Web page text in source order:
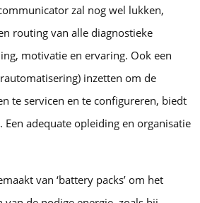
zal nog wel lukken,
routing van alle diagnostieke
motivatie en ervaring. Ook een
inzetten om de
te servicen en te configureren, biedt
Een adequate opleiding en organisatie
van ‘battery packs’ om het